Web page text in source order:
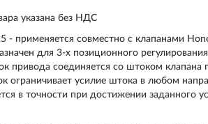
указана без НДС
применяется совместно с клапанами
для 3-х позиционного
привода соединяется со штоком клапана
ограничивает усилие штока в любом
в точности при достижении заданного